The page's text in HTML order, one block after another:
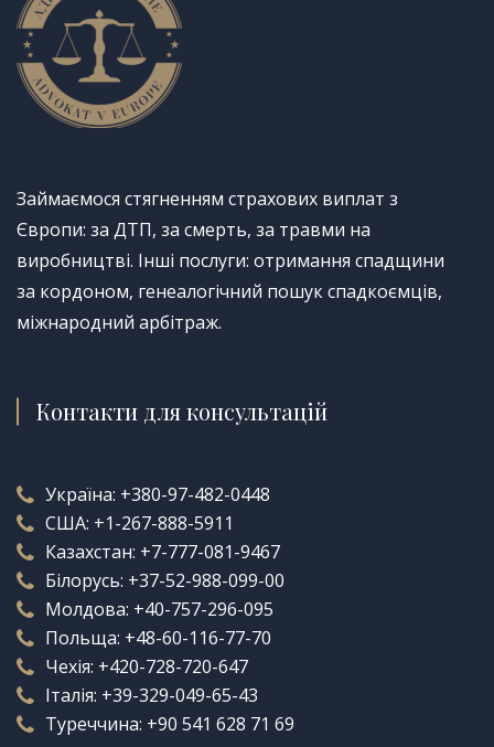
Займаємося стягненням страхових виплат з
Європи: за ДТП, за смерть, за травми на
виробництві. Інші послуги: отримання спадщини
за кордоном, генеалогічний пошук спадкоємців,
міжнародний арбітраж.
Контакти для консультацій
Україна: +380-97-482-0448
США: +1-267-888-5911
Казахстан: +7-777-081-9467
Білорусь: +37-52-988-099-00
Молдова: +40-757-296-095
Польща: +48-60-116-77-70
Чехія: +420-728-720-647
Італія: +39-329-049-65-43
Туреччина: +90 541 628 71 69